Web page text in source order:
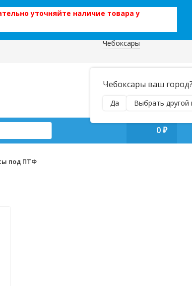
уточняйте наличие товара у
Чебоксары
Чебоксары ваш
Да Выбрать другой
наложенным платежом!
manager@regiontehsnab.ru
0 ₽
под ПТФ